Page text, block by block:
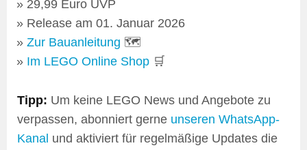
29,99 Euro UVP
Release am 01. Januar 2026
Zur Bauanleitung 🗺
Im LEGO Online Shop 🛒
Tipp: Um keine LEGO News und Angebote zu
verpassen, abonniert gerne unseren WhatsApp-
Kanal und aktiviert für regelmäßige Updates die